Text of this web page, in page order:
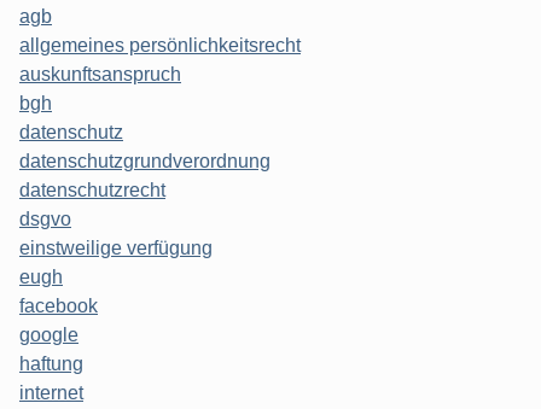
agb
allgemeines persönlichkeitsrecht
auskunftsanspruch
bgh
datenschutz
datenschutzgrundverordnung
datenschutzrecht
dsgvo
einstweilige verfügung
eugh
facebook
google
haftung
internet